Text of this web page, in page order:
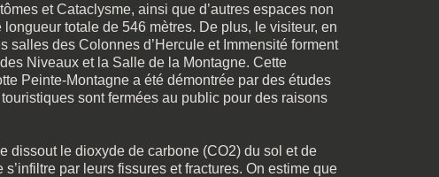
et Cataclysme, ainsi que d’autres espaces non
totale de 546 mètres. De plus, le visiteur, en
salles des Colonnes d’Hercule et Immensité forment
Niveaux et la Salle de la Montagne. Cette
Peinte-Montagne a été démontrée par des études
sont fermées au public pour des raisons
dissout le dioxyde de carbone (CO2) du sol et de
par leurs fissures et fractures. On estime que